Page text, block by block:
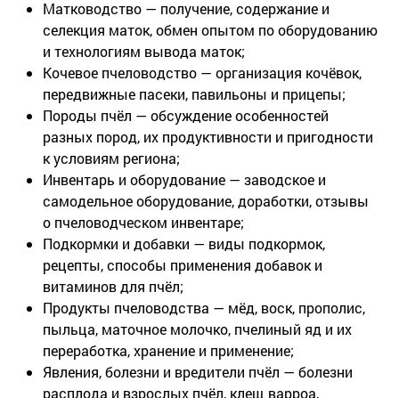
Матководство — получение, содержание и
селекция маток, обмен опытом по оборудованию
и технологиям вывода маток;
Кочевое пчеловодство — организация кочёвок,
передвижные пасеки, павильоны и прицепы;
Породы пчёл — обсуждение особенностей
разных пород, их продуктивности и пригодности
к условиям региона;
Инвентарь и оборудование — заводское и
самодельное оборудование, доработки, отзывы
о пчеловодческом инвентаре;
Подкормки и добавки — виды подкормок,
рецепты, способы применения добавок и
витаминов для пчёл;
Продукты пчеловодства — мёд, воск, прополис,
пыльца, маточное молочко, пчелиный яд и их
переработка, хранение и применение;
Явления, болезни и вредители пчёл — болезни
расплода и взрослых пчёл, клещ варроа,